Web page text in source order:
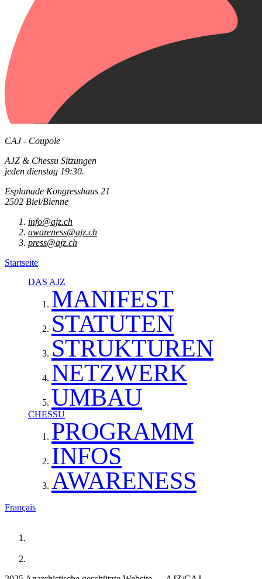
CAJ - Coupole
AJZ & Chessu Sitzungen
jeden dienstag 19:30.
Esplanade Kongresshaus 21
2502 Biel/Bienne
info@ajz.ch
awareness@ajz.ch
press@ajz.ch
Startseite
DAS AJZ
MANIFEST
STATUTEN
STRUKTUREN
NETZWERK
UMBAU
CHESSU
PROGRAMM
INFOS
AWARENESS
Français